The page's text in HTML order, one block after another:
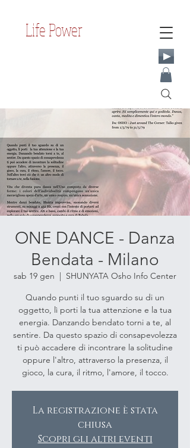
Life Power
ONE DANCE - Danza
Bendata - Milano
sab 19 gen
  |
SHUNYATA Osho Info Center
Quando punti il tuo sguardo su di un
oggetto, lì porti la tua attenzione e la tua
energia. Danzando bendato torni a te, al
sentire. Da questo spazio di consapevolezza
ti può accadere di incontrare la solitudine
oppure l'altro, attraverso la presenza, il
gioco, la cura, il ritmo, l'amore, il tocco.
La registrazione è stata
chiusa
Scopri gli altri eventi